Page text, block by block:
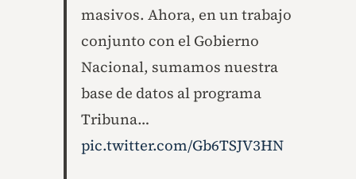
masivos. Ahora, en un trabajo
conjunto con el Gobierno
Nacional, sumamos nuestra
base de datos al programa
Tribuna…
pic.twitter.com/Gb6TSJV3HN